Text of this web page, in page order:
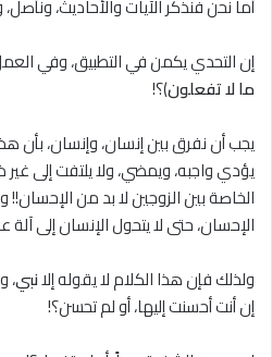
أما نحن فنذكر الآيات والأحاديث،
إن التحدي يكمن في التطبيق، وفي
ما لا تفعلون)؟!
يجب أن نفرق بين إنسان، وإنسان، بأن
يؤدي واجبه، ويمضي، ولا يلتفت إلى
الخاصة بين الزوجين لا بد من الإحسان!!
الإحسان، حتى لا يتحول الإنسان إلى
ولذلك فإن هذا الكلام لا يقوله إلانبي،
إن أنت أحسنت إليها، أو لم تحسن؟!